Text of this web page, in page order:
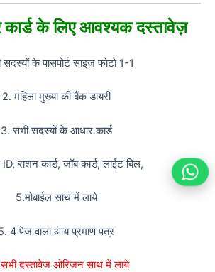
के लिए आवश्यक दस्तावेज़
सदस्यों के पासपोर्ट साइज फोटो 1-1
2. महिला मुख्या की बैंक डायरी
3. सभी सदस्यों के आधार कार्ड
राशन कार्ड, जॉब कार्ड, लाईट बिल,
5.मोबाईल साथ में लाये
4 पेज वाला आय प्रमाण पत्र
दस्तावेज ओरिजन साथ में लाये